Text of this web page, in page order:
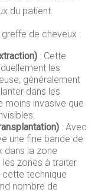
du patient.
de cheveux :
: Cette
les
généralement
dans les
moins invasive que
: Avec
une fine bande de
dans la zone
les zones à traiter.
cette technique
nombre de